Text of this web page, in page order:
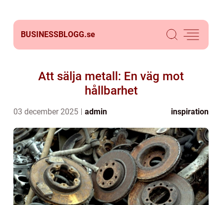
BUSINESSBLOGG.se
Att sälja metall: En väg mot
hållbarhet
03 december 2025 admin inspiration